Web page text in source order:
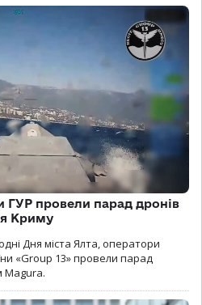
ГУР провели парад дронів
Криму
Дня міста Ялта, оператори
«Group 13» провели парад
Magura.